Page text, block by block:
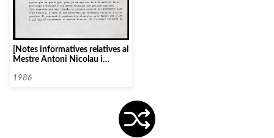
[Notes informatives relatives al
Mestre Antoni Nicolau i
1986